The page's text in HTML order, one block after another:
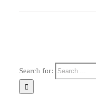
Search for: